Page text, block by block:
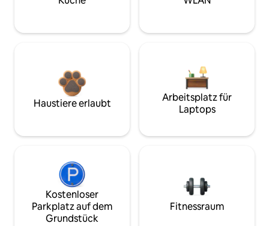
Haustiere erlaubt
Arbeitsplatz für
Laptops
Kostenloser
Parkplatz auf dem
Grundstück
Fitnessraum